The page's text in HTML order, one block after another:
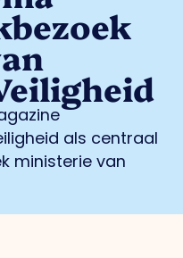
als centraal
ministerie van